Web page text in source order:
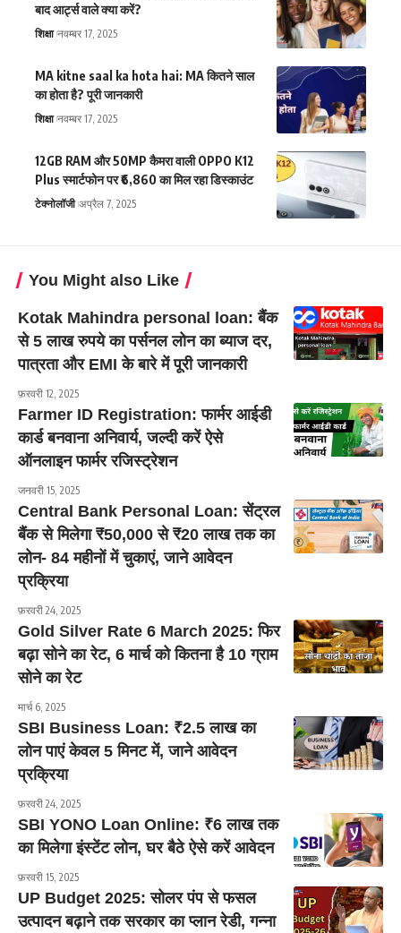
बाद आर्ट्स वाले क्या करें?
शिक्षा नवम्बर 17, 2025
MA kitne saal ka hota hai: MA कितने साल
का होता है? पूरी जानकारी
शिक्षा नवम्बर 17, 2025
12GB RAM और 50MP कैमरा वाली OPPO K12
Plus स्मार्टफोन पर ₹6,860 का मिल रहा डिस्काउंट
टेक्नोलॉजी अप्रैल 7, 2025
You Might also Like
Kotak Mahindra personal loan: बैंक
से 5 लाख रुपये का पर्सनल लोन का ब्याज दर,
पात्रता और EMI के बारे में पूरी जानकारी
फ़रवरी 12, 2025
Farmer ID Registration: फार्मर आईडी
कार्ड बनवाना अनिवार्य, जल्दी करें ऐसे
ऑनलाइन फार्मर रजिस्ट्रेशन
जनवरी 15, 2025
Central Bank Personal Loan: सेंट्रल
बैंक से मिलेगा ₹50,000 से ₹20 लाख तक का
लोन- 84 महीनों में चुकाएं, जाने आवेदन
प्रक्रिया
फ़रवरी 24, 2025
Gold Silver Rate 6 March 2025: फिर
बढ़ा सोने का रेट, 6 मार्च को कितना है 10 ग्राम
सोने का रेट
मार्च 6, 2025
SBI Business Loan: ₹2.5 लाख का
लोन पाएं केवल 5 मिनट में, जाने आवेदन
प्रक्रिया
फ़रवरी 24, 2025
SBI YONO Loan Online: ₹6 लाख तक
का मिलेगा इंस्टेंट लोन, घर बैठे ऐसे करें आवेदन
फ़रवरी 15, 2025
UP Budget 2025: सोलर पंप से फसल
उत्पादन बढ़ाने तक सरकार का प्लान रेडी, गन्ना